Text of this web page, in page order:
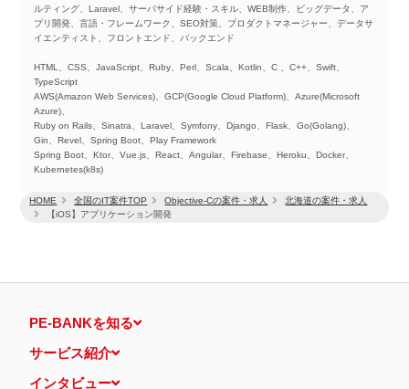
HOME 全国のIT案件TOP Objective-Cの案件・求人
北海道の案件・求人
【iOS】アプリケーション開発
ルティング、Laravel、サーバサイド経験・スキル、WEB制作、ビッグデータ、ア
プリ開発、言語・フレームワーク、SEO対策、プロダクトマネージャー、データサ
イエンティスト、フロントエンド、バックエンド
HTML、CSS、JavaScript、Ruby、Perl、Scala、Kotlin、C 、C++、Swift、
TypeScript
AWS(Amazon Web Services)、GCP(Google Cloud Platform)、Azure(Microsoft
Azure)、
Ruby on Rails、Sinatra、Laravel、Symfony、Django、Flask、Go(Golang)、
Gin、Revel、Spring Boot、Play Framework
Spring Boot、Ktor、Vue.js、React、Angular、Firebase、Heroku、Docker、
Kubernetes(k8s)
PE-BANKを知る
サービス紹介
インタビュー